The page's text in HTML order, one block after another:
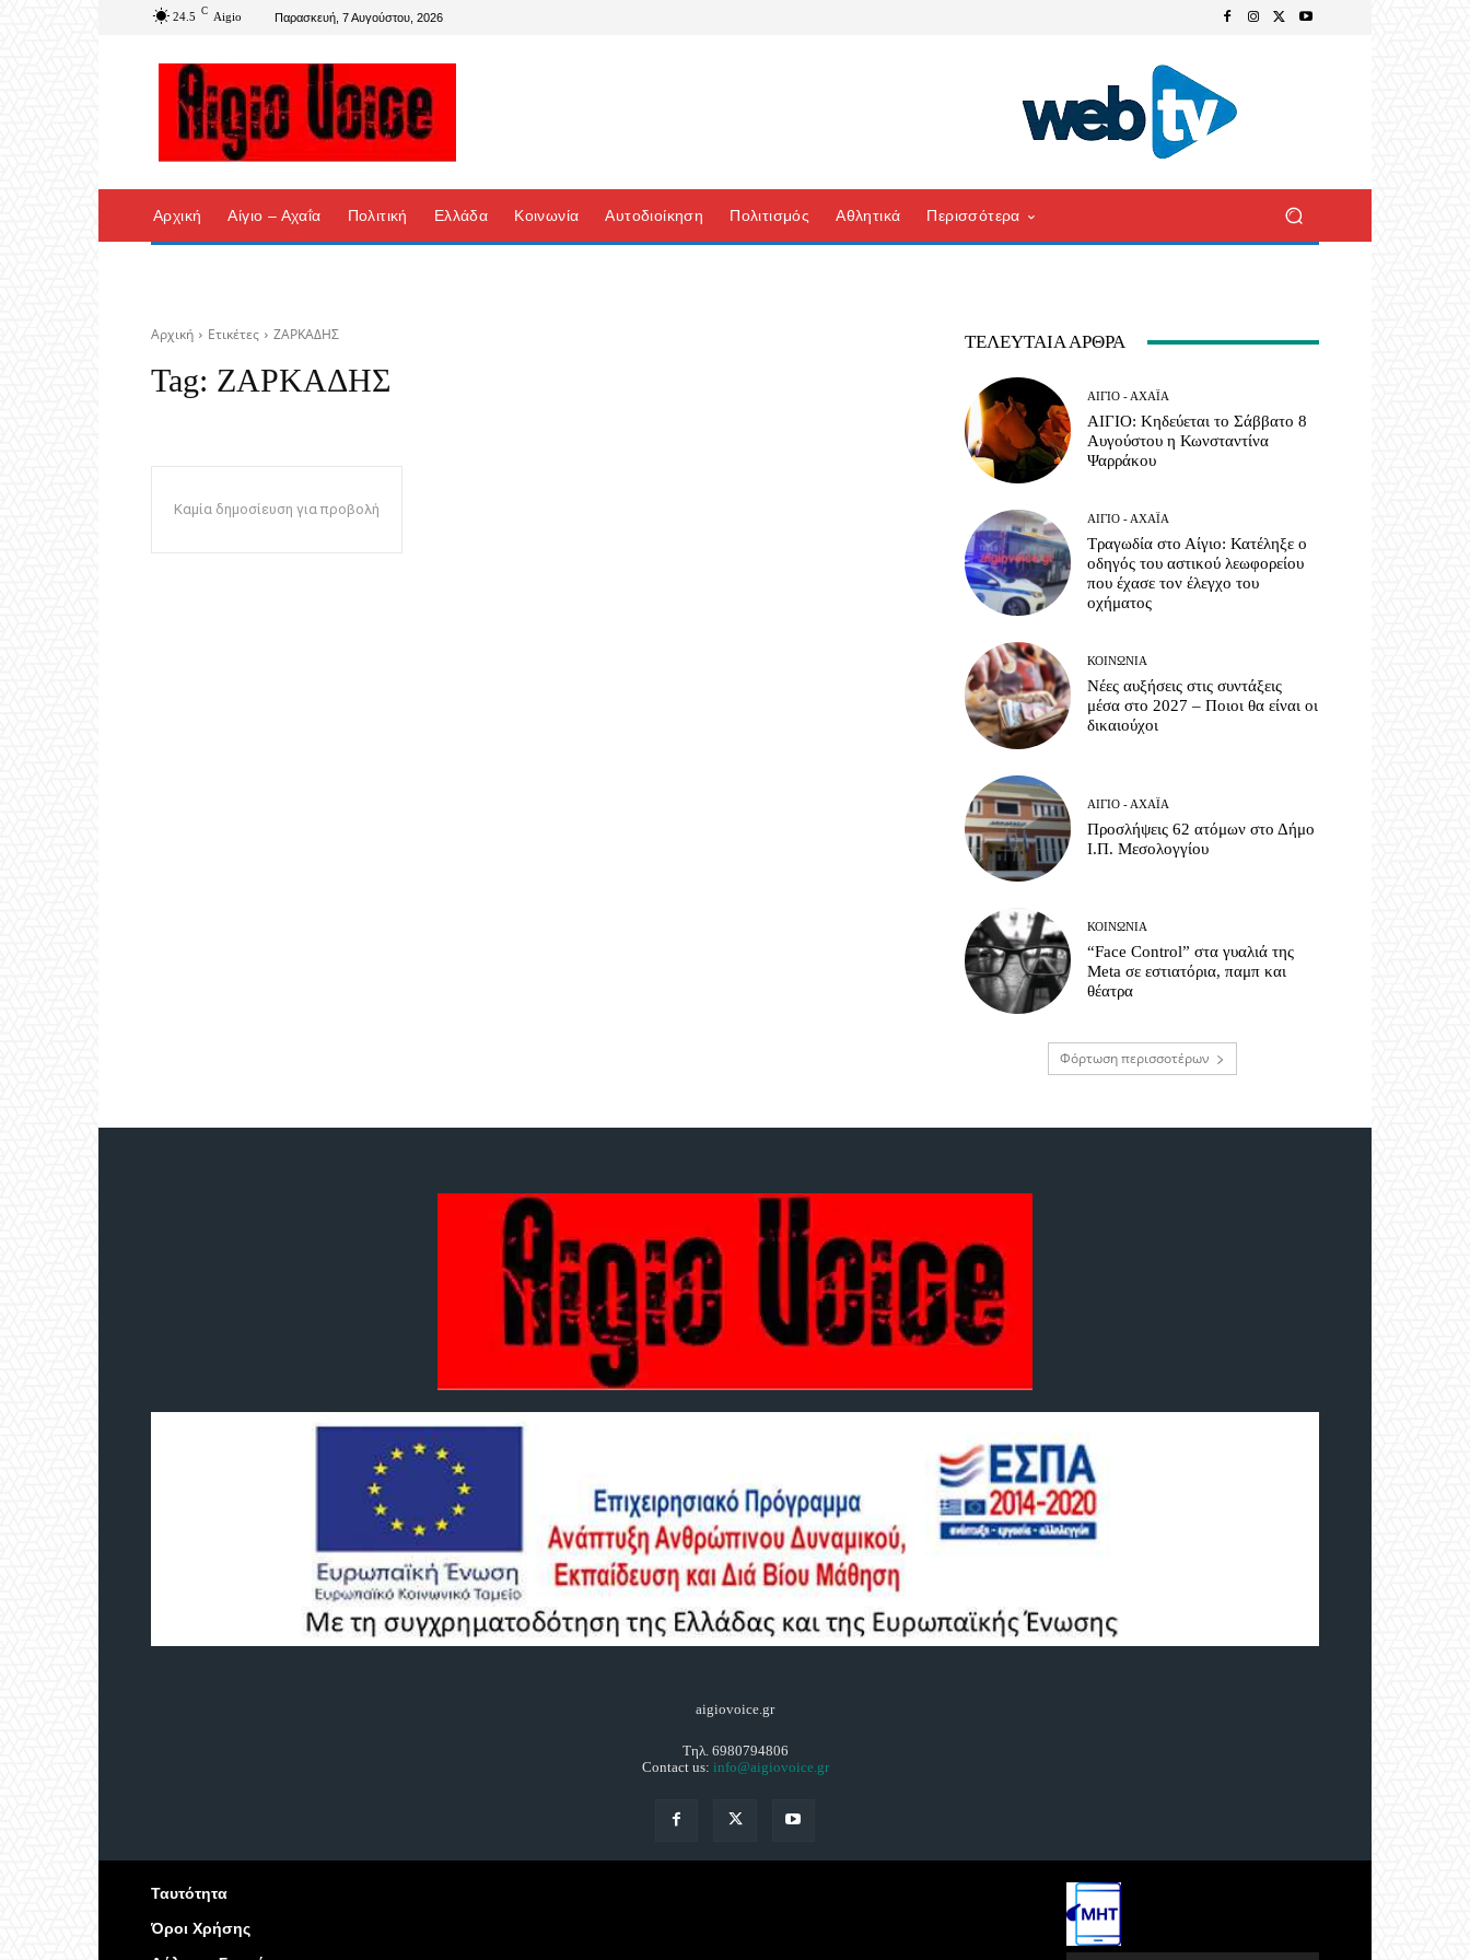
24.5 C Aigio Παρασκευή, 7 Αυγούστου, 2026
Αρχική Αίγιο – Αχαΐα Πολιτική Ελλάδα Κοινωνία Αυτοδιοίκηση Πολιτισμός Αθλητικά Περισσότερα
Αρχική Ετικέτες ΖΑΡΚΑΔΗΣ
Tag: ΖΑΡΚΑΔΗΣ
Καμία δημοσίευση για προβολή
ΤΕΛΕΥΤΑΊΑ ΆΡΘΡΑ
ΑΊΓΙΟ - ΑΧΑΪ́Α
ΑΙΓΙΟ: Κηδεύεται το Σάββατο 8
Αυγούστου η Κωνσταντίνα
Ψαρράκου
ΑΊΓΙΟ - ΑΧΑΪ́Α
Τραγωδία στο Αίγιο: Κατέληξε ο
οδηγός του αστικού λεωφορείου
που έχασε τον έλεγχο του
οχήματος
ΚΟΙΝΩΝΊΑ
Νέες αυξήσεις στις συντάξεις
μέσα στο 2027 – Ποιοι θα είναι οι
δικαιούχοι
ΑΊΓΙΟ - ΑΧΑΪ́Α
Προσλήψεις 62 ατόμων στο Δήμο
Ι.Π. Μεσολογγίου
ΚΟΙΝΩΝΊΑ
“Face Control” στα γυαλιά της
Meta σε εστιατόρια, παμπ και
θέατρα
Φόρτωση περισσοτέρων
aigiovoice.gr
Τηλ. 6980794806
Contact us: info@aigiovoice.gr
Ταυτότητα
Όροι Χρήσης